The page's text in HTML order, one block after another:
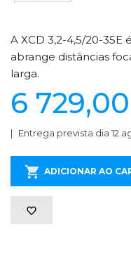
A XCD 3,2-4,5/20-
abrange distâncias
larga.
6
Entrega prevista dia 12
ADICIONAR AO